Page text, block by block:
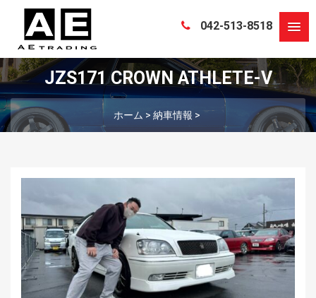
042-513-8518
JZS171 CROWN ATHLETE-V
ホーム > 納車情報 >